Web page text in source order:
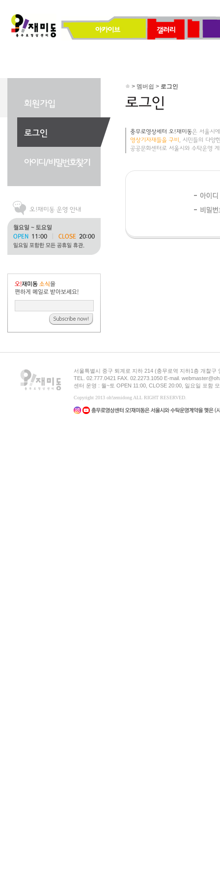
> 멤버쉽 > 로그인
서울특별시 중구 퇴계로 지하 214 (충무로역 지하1층 개찰구
TEL. 02.777.0421 FAX. 02.2273.1050 E-mail.
센터 운영 : 월~토 OPEN 11:00, CLOSE 20:00, 일요일 포함
Copyright 2013 oh!zemidong ALL RIGHT RESERVED.